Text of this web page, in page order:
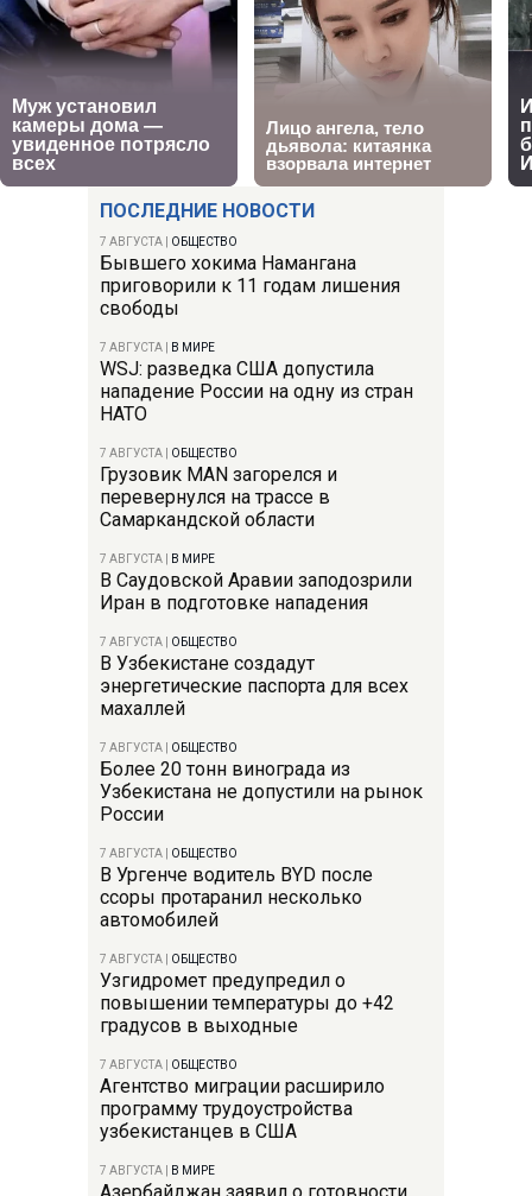
ПОСЛЕДНИЕ НОВОСТИ
7 АВГУСТА ОБЩЕСТВО
Бывшего хокима Намангана
приговорили к 11 годам лишения
свободы
7 АВГУСТА В МИРЕ
WSJ: разведка США допустила
нападение России на одну из стран
НАТО
7 АВГУСТА ОБЩЕСТВО
Грузовик MAN загорелся и
перевернулся на трассе в
Самаркандской области
7 АВГУСТА В МИРЕ
В Саудовской Аравии заподозрили
Иран в подготовке нападения
7 АВГУСТА ОБЩЕСТВО
В Узбекистане создадут
энергетические паспорта для всех
махаллей
7 АВГУСТА ОБЩЕСТВО
Более 20 тонн винограда из
Узбекистана не допустили на рынок
России
7 АВГУСТА ОБЩЕСТВО
В Ургенче водитель BYD после
ссоры протаранил несколько
автомобилей
7 АВГУСТА ОБЩЕСТВО
Узгидромет предупредил о
повышении температуры до +42
градусов в выходные
7 АВГУСТА ОБЩЕСТВО
Агентство миграции расширило
программу трудоустройства
узбекистанцев в США
7 АВГУСТА В МИРЕ